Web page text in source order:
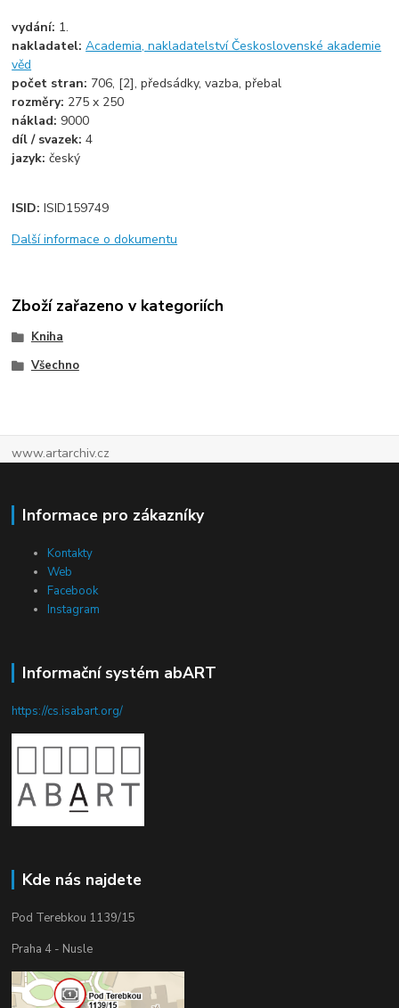
vydání: 1.
nakladatel:Academia, nakladatelství Československé akademie
věd
počet stran: 706, [2], předsádky, vazba, přebal
rozměry: 275 x 250
náklad: 9000
díl / svazek:4
jazyk:český
ISID:ISID159749
Další informace o dokumentu
Zboží zařazeno v kategoriích
Kniha
Všechno
www.artarchiv.cz
Informace pro zákazníky
Kontakty
Web
Facebook
Instagram
Informační systém abART
https://cs.isabart.org/
Kde nás najdete
Pod Terebkou 1139/15
Praha 4 - Nusle